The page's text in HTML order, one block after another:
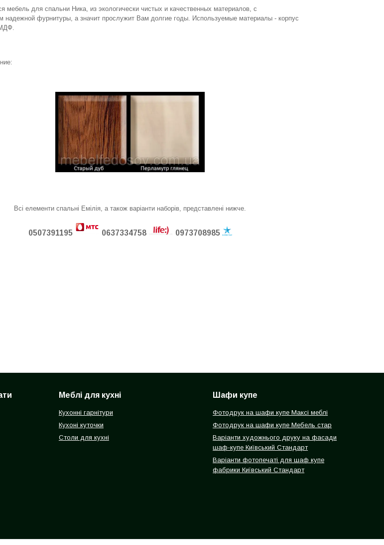
мебель для спальни Ника, из экологически чистых и качественных материалов, с
надежной фурнитуры, а значит прослужит Вам долгие годы. Используемые материалы - корпус
Всі елементи спальні Емілія, а також варіанти наборів, представлені нижче.
0507391195 0637334758 0973708985
Меблі для кухні
Кухонні гарнітури
Кухоні куточки
Столи для кухні
Шафи купе
Фотодрук на шафи купе Максі меблі
Фотодрук на шафи купе Мебель стар
Варіанти художнього друку на фасади
шаф-купе Київський Стандарт
Варіанти фотопечаті для шаф купе
фабрики Київський Стандарт